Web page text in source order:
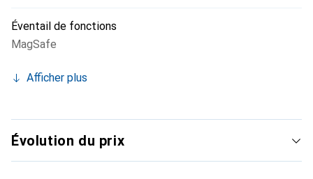
Éventail de fonctions
MagSafe
Afficher plus
Évolution du prix